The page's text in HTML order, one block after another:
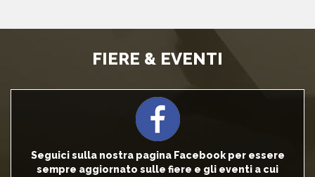
FIERE & EVENTI
Seguici sulla nostra pagina Facebook per essere
sempre aggiornato sulle fiere e gli eventi a cui